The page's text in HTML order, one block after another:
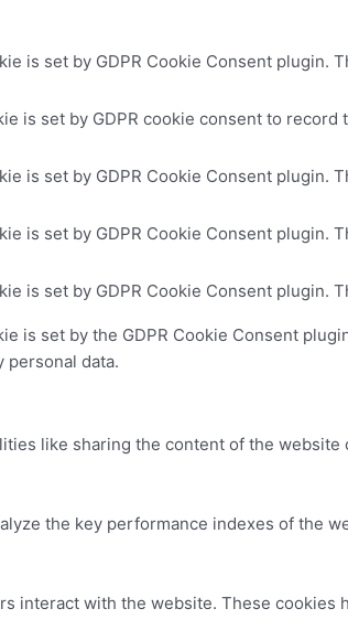
is set by GDPR Cookie Consent plugin.
is set by GDPR cookie consent to
is set by GDPR Cookie Consent plugin.
is set by GDPR Cookie Consent plugin.
is set by GDPR Cookie Consent plugin.
is set by the GDPR Cookie Consent
personal data.
like sharing the content of the
the key performance indexes of the
interact with the website. These